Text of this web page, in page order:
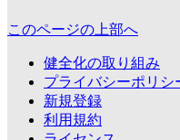
このページの上部へ
健全化の取り組み
プライバシーポリシ
新規登録
利用規約